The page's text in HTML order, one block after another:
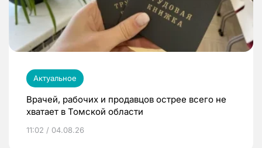
Актуальное
Врачей, рабочих и продавцов острее всего не
хватает в Томской области
11:02 / 04.08.26